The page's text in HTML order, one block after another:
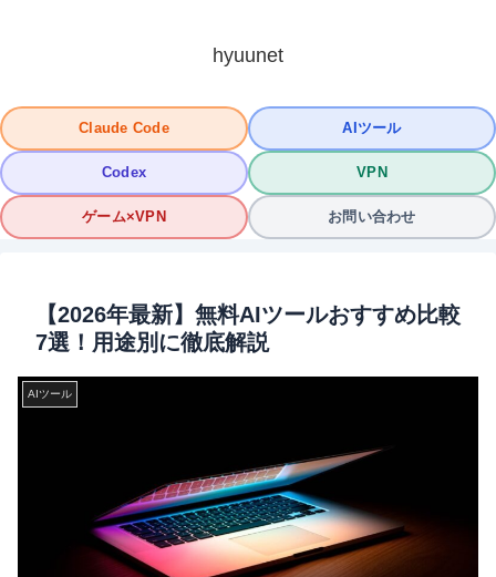
hyuunet
Claude Code AIツール
Codex VPN
ゲーム×VPN お問い合わせ
【2026年最新】無料AIツールおすすめ比較
7選！用途別に徹底解説
AIツール